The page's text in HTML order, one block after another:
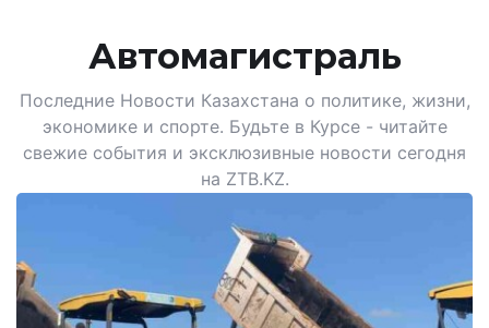
Автомагистраль
Последние Новости Казахстана о политике, жизни,
экономике и спорте. Будьте в Курсе - читайте
свежие события и эксклюзивные новости сегодня
на ZTB.KZ.